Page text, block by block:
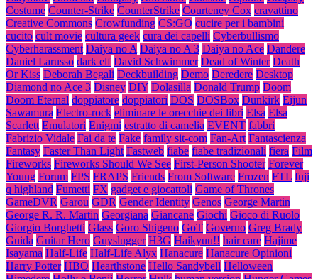
Costume Counter-Strike CounterStrike Courteney Cox cravattino
Creative Commons Crowfunding CS:GO cucire per i bambini
cucito cult movie cultura geek cura dei capelli Cyberbullismo
Cyberharassment Daiya no A Daiya no A 3 Daiya no Ace Dandere
Daniel Larusso dark elf David Schwimmer Dead of Winter Death
Or Kiss Deborah Begali Deckbuilding Demo Deredere Desktop
Diamond no Ace 3 Disney DIY Dolasilla Donald Trump Doom
Doom Eternal doppiatore doppiatori DOS DOSBox Dunkirk Eijun
Sawamura Electro-rock eliminare le orecchie dei libri Elsa Elsa
Scarlett Emulatori Enigmi estratto di camelia EVENT fabbri
Fabrizio Vidale Fai da te Fake family sit-com Fan-Art Fantascienza
Fantasy Faster Than Light Fastweb fiabe fiabe tradizionali fiera Film
Fireworks Fireworks Should We See First-Person Shooter Forever
Young Forum FPS FRAPS Friends From Software Frozen FTL fuji
q highland Fumetti FX gadget e giocattoli Game of Thrones
GameDVR Garou GDR Gender Identity Genos George Martin
George R. R. Martin Georgiana Giancane Giochi Gioco di Ruolo
Giorgio Borghetti Glass Goro Shigeno GoT Governo Greg Brady
Guida Guitar Hero Guyslugger H3G Haikyuu!! hair care Hajime
Isayama Half-Life Half-Life Alyx Hanacure Hanacure Opinioni
Harry Potter HBO Hearthstone Hello Sandybell Helloween